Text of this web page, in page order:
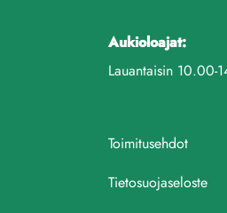
Aukioloajat:
Lauantaisin 10.00-
Toimitusehdot
Tietosuojaseloste